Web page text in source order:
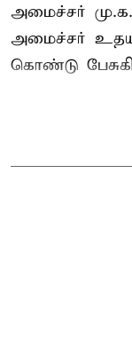
அமைச்சர்
அமைச்சர்
கொண்டு